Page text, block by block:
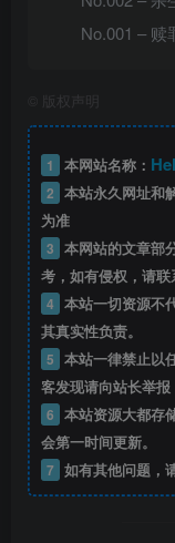
No.001 – 赎
版权声明
1 本网站名称：
2 本站永久网址和
为准
3 本网站的文章部
考，如有侵权，请联
4 本站一切资源不
其真实性负责。
5 本站一律禁止以
客发现请向站长举报
6 本站资源大都存
会第一时间更新。
7 如有其他问题，